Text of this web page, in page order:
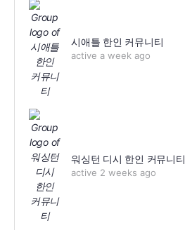
시애틀 한인 커뮤니티
active a week ago
워싱턴 디시 한인 커뮤니티
active 2 weeks ago